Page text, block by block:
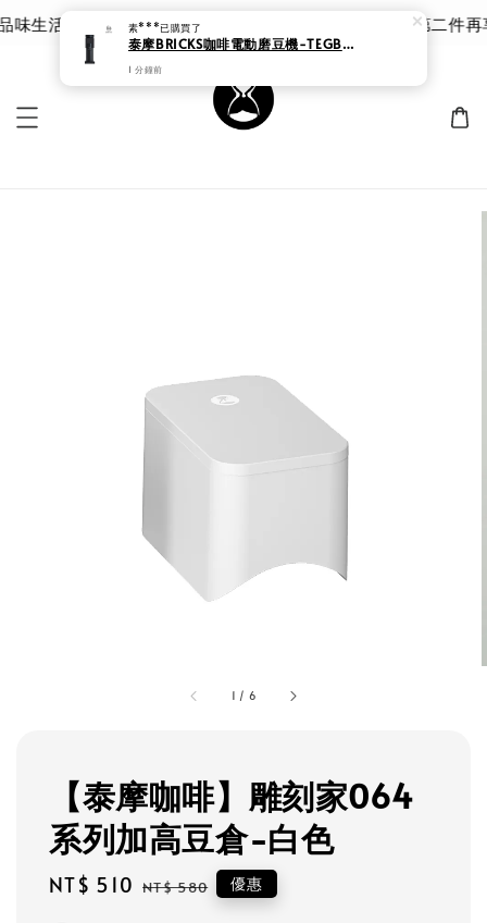
生活 | 泰摩 甘露品鑑杯 |限時 8 折｜優惠價 $785 第二件再
1 / 6
【泰摩咖啡】雕刻家064
系列加高豆倉-白色
Sale
NT$ 510 Regular
NT$ 580 優惠
素***已購買了
泰摩BRICKS咖啡電動磨豆機-TEGB01S黑色 (錐魔)
1 分鐘前